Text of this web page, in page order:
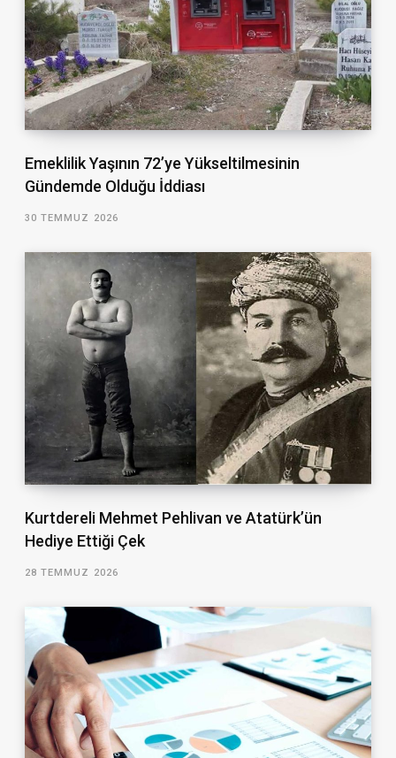
Emeklilik Yaşının 72’ye Yükseltilmesinin
Gündemde Olduğu İddiası
30 TEMMUZ 2026
Kurtdereli Mehmet Pehlivan ve Atatürk’ün
Hediye Ettiği Çek
28 TEMMUZ 2026